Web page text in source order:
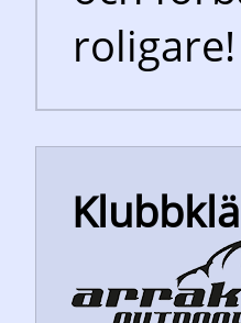
roligare!